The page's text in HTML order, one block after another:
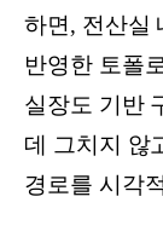
하면, 전산실
반영한 토폴
실장도 기반
데 그치지 않
경로를 시각